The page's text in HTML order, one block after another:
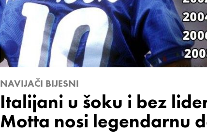
NAVIJAČI BIJESNI
Italijani u šoku i bez
Motta nosi legendarnu